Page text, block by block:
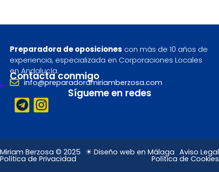
Preparadora de oposiciones con más de 10 años de
experiencia, especializada en Corporaciones Locales
en Andalucía.
Contacta conmigo
info@preparadoramiriamberzosa.com
Sígueme en redes
T
e
e
g
r
I
n
t
a
g
Miriam Berzosa © 2025 ☀ Diseño web en Málaga Aviso Legal
Política de Privacidad Política de Cookies